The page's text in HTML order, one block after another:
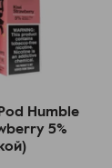
Humble
5%